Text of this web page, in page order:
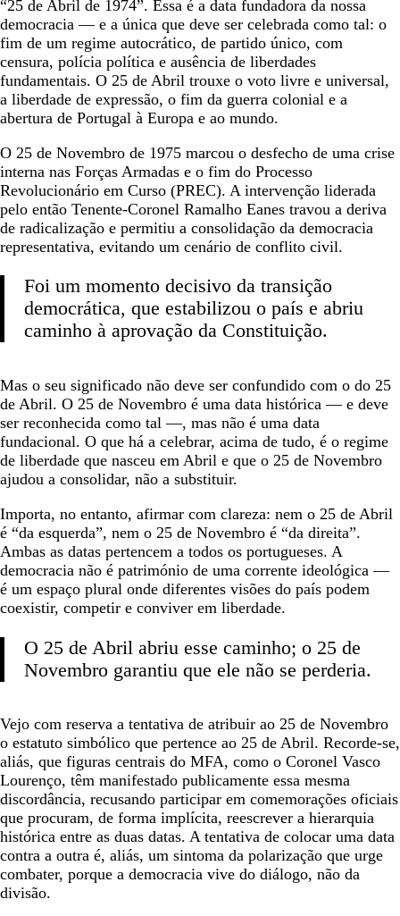
“25 de Abril de 1974”. Essa é a data fundadora da nossa
democracia — e a única que deve ser celebrada como tal: o
fim de um regime autocrático, de partido único, com
censura, polícia política e ausência de liberdades
fundamentais. O 25 de Abril trouxe o voto livre e universal,
a liberdade de expressão, o fim da guerra colonial e a
abertura de Portugal à Europa e ao mundo.
O 25 de Novembro de 1975 marcou o desfecho de uma crise
interna nas Forças Armadas e o fim do Processo
Revolucionário em Curso (PREC). A intervenção liderada
pelo então Tenente-Coronel Ramalho Eanes travou a deriva
de radicalização e permitiu a consolidação da democracia
representativa, evitando um cenário de conflito civil.
Foi um momento decisivo da transição
democrática, que estabilizou o país e abriu
caminho à aprovação da Constituição.
Mas o seu significado não deve ser confundido com o do 25
de Abril. O 25 de Novembro é uma data histórica — e deve
ser reconhecida como tal —, mas não é uma data
fundacional. O que há a celebrar, acima de tudo, é o regime
de liberdade que nasceu em Abril e que o 25 de Novembro
ajudou a consolidar, não a substituir.
Importa, no entanto, afirmar com clareza: nem o 25 de Abril
é “da esquerda”, nem o 25 de Novembro é “da direita”.
Ambas as datas pertencem a todos os portugueses. A
democracia não é património de uma corrente ideológica —
é um espaço plural onde diferentes visões do país podem
coexistir, competir e conviver em liberdade.
O 25 de Abril abriu esse caminho; o 25 de
Novembro garantiu que ele não se perderia.
Vejo com reserva a tentativa de atribuir ao 25 de Novembro
o estatuto simbólico que pertence ao 25 de Abril. Recorde-se,
aliás, que figuras centrais do MFA, como o Coronel Vasco
Lourenço, têm manifestado publicamente essa mesma
discordância, recusando participar em comemorações oficiais
que procuram, de forma implícita, reescrever a hierarquia
histórica entre as duas datas. A tentativa de colocar uma data
contra a outra é, aliás, um sintoma da polarização que urge
combater, porque a democracia vive do diálogo, não da
divisão.